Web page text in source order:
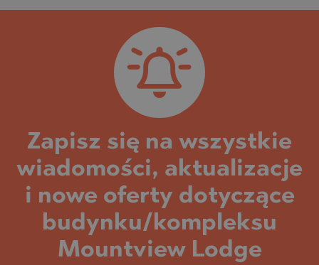
Zapisz się na wszystkie
wiadomości, aktualizacje
i nowe oferty dotyczące
budynku/kompleksu
Mountview Lodge